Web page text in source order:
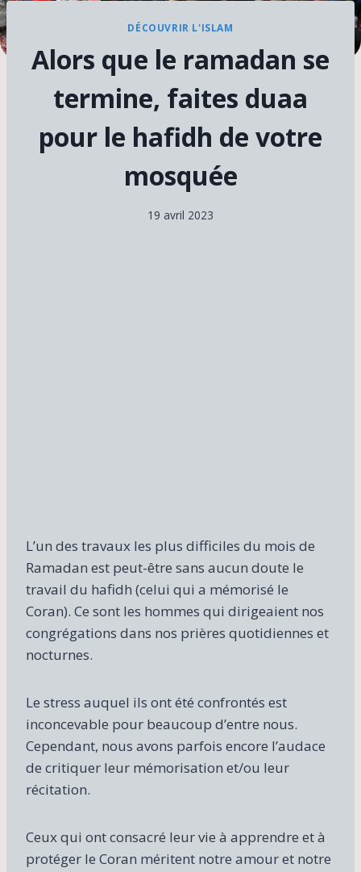
DÉCOUVRIR L'ISLAM
Alors que le ramadan se
termine, faites duaa
pour le hafidh de votre
mosquée
19 avril 2023
L’un des travaux les plus difficiles du mois de
Ramadan est peut-être sans aucun doute le
travail du hafidh (celui qui a mémorisé le
Coran). Ce sont les hommes qui dirigeaient nos
congrégations dans nos prières quotidiennes et
nocturnes.
Le stress auquel ils ont été confrontés est
inconcevable pour beaucoup d’entre nous.
Cependant, nous avons parfois encore l’audace
de critiquer leur mémorisation et/ou leur
récitation.
Ceux qui ont consacré leur vie à apprendre et à
protéger le Coran méritent notre amour et notre